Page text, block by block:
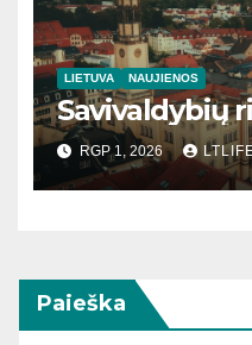
LIETUVA NAUJIENOS
Savivaldybių
RGP 1, 2026
Paieška